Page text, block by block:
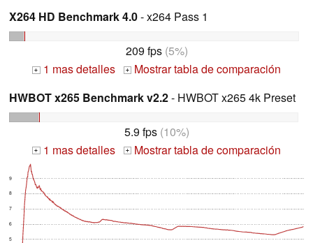
X264 HD Benchmark 4.0- x264 Pass 1
209 fps(5%)
+ 1 mas detalles +
Mostrar tabla de comparación
HWBOT x265 Benchmark v2.2- HWBOT x265 4k Preset
5.9 fps(10%)
+ 1 mas detalles + Mostrar tabla de comparación
5
6
7
8
9